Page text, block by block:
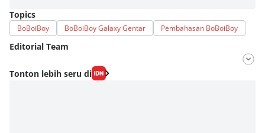
Topics
BoBoiBoy BoBoiBoy Galaxy Gentar Pembahasan BoBoiBoy
Editorial Team
Editor
Fahrul Razi Uni Nurullah
Tonton lebih seru di